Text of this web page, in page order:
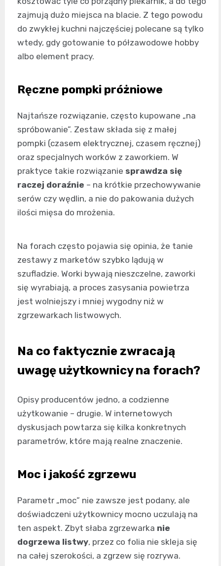
zajmują dużo miejsca na blacie. Z tego powodu
do zwykłej kuchni najczęściej polecane są tylko
wtedy, gdy gotowanie to półzawodowe hobby
albo element pracy.
Ręczne pompki próżniowe
Najtańsze rozwiązanie, często kupowane „na
spróbowanie”. Zestaw składa się z małej
pompki (czasem elektrycznej, czasem ręcznej)
oraz specjalnych worków z zaworkiem. W
praktyce takie rozwiązanie sprawdza się
raczej doraźnie – na krótkie przechowywanie
serów czy wędlin, a nie do pakowania dużych
ilości mięsa do mrożenia.
Na forach często pojawia się opinia, że tanie
zestawy z marketów szybko lądują w
szufladzie. Worki bywają nieszczelne, zaworki
się wyrabiają, a proces zasysania powietrza
jest wolniejszy i mniej wygodny niż w
zgrzewarkach listwowych.
Na co faktycznie zwracają
uwagę użytkownicy na forach?
Opisy producentów jedno, a codzienne
użytkowanie – drugie. W internetowych
dyskusjach powtarza się kilka konkretnych
parametrów, które mają realne znaczenie.
Moc i jakość zgrzewu
Parametr „moc” nie zawsze jest podany, ale
doświadczeni użytkownicy mocno uczulają na
ten aspekt. Zbyt słaba zgrzewarka nie
dogrzewa listwy, przez co folia nie skleja się
na całej szerokości, a zgrzew się rozrywa.